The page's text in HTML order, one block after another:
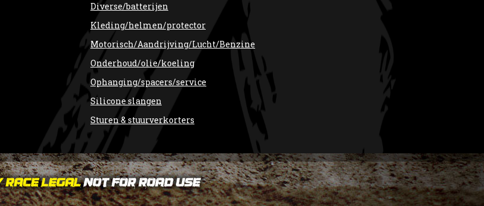
Diverse/batterijen
Kleding/helmen/protector
Motorisch/Aandrijving/Lucht/Benzine
Onderhoud/olie/koeling
Ophanging/spacers/service
Silicone slangen
Sturen & stuurverkorters